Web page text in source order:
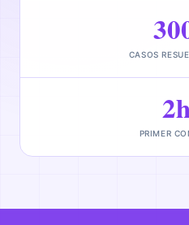
CASOS
PRIMER